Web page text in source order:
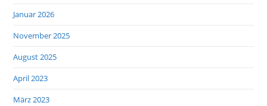
Januar 2026
November 2025
August 2025
April 2023
März 2023